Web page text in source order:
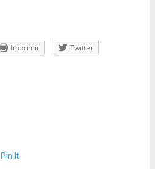
Imprimir
Twitter
Pin It